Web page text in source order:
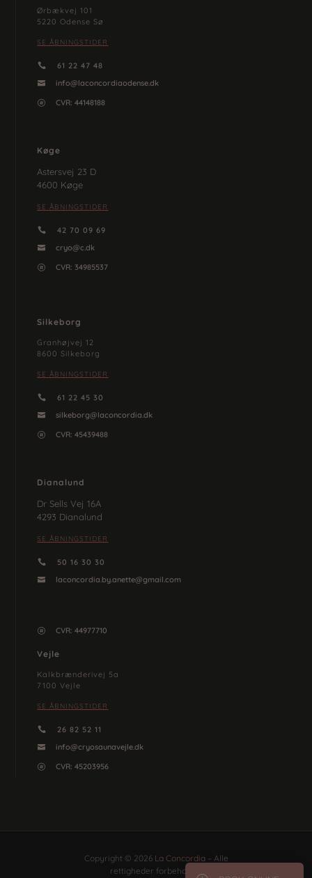
Ørbækvej 101
5220 Odense Sø
SE ÅBNINGSTIDER
 61 22 47 48
 info@laconcordiaodense.dk
 CVR: 44148188
Køge
Astersvej 23 D
4600 Køge
SE ÅBNINGSTIDER
 42 70 09 69
 cryo@c.dk
 CVR: 34985537
Silkeborg
Granhøjvej 12
8600 Silkeborg
SE ÅBNINGSTIDER
 61 22 45 30
 silkeborg@laconcordia.dk
 CVR: 45439488
Dianalund
Dr Sells Vej 16A
4293 Dianalund
SE ÅBNINGSTIDER
 50 16 30 30
 laconcordia.by.anette@gmail.com
 CVR: 44977710
Vejle
Kalkbrænderivej 5a
7100 Vejle
SE ÅBNINGSTIDER
 26 82 52 11
 info@cryosaunavejle.dk
 CVR: 45203956
Copyright © 2026 La Concordia– Alle
rettigheder forbeholdes